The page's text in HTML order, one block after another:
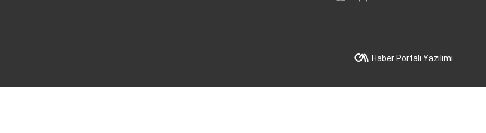
Haber Portalı Yazılımı